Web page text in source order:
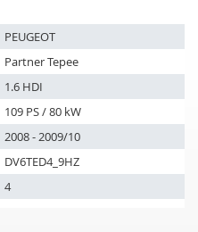
PEUGEOT
Partner Tepee
1.6 HDI
109 PS / 80 kW
2008 - 2009/10
DV6TED4_9HZ
4